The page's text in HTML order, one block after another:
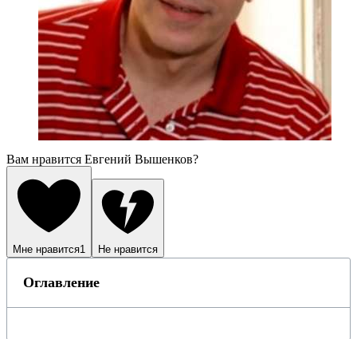
Вам нравится Евгений Вышенков?
Мне нравится1 Не нравится
Оглавление